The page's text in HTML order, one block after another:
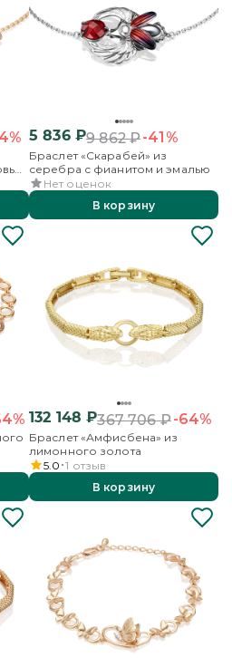
5 836₽9 862₽-41%
Браслет «Скарабей» из
серебра с фианитом и эмалью
Нет оценок
В корзину
132 148 ₽367 706₽-64%
Браслет «Амфисбена» из
лимонного золота
5.0 1 отзыв
В корзину